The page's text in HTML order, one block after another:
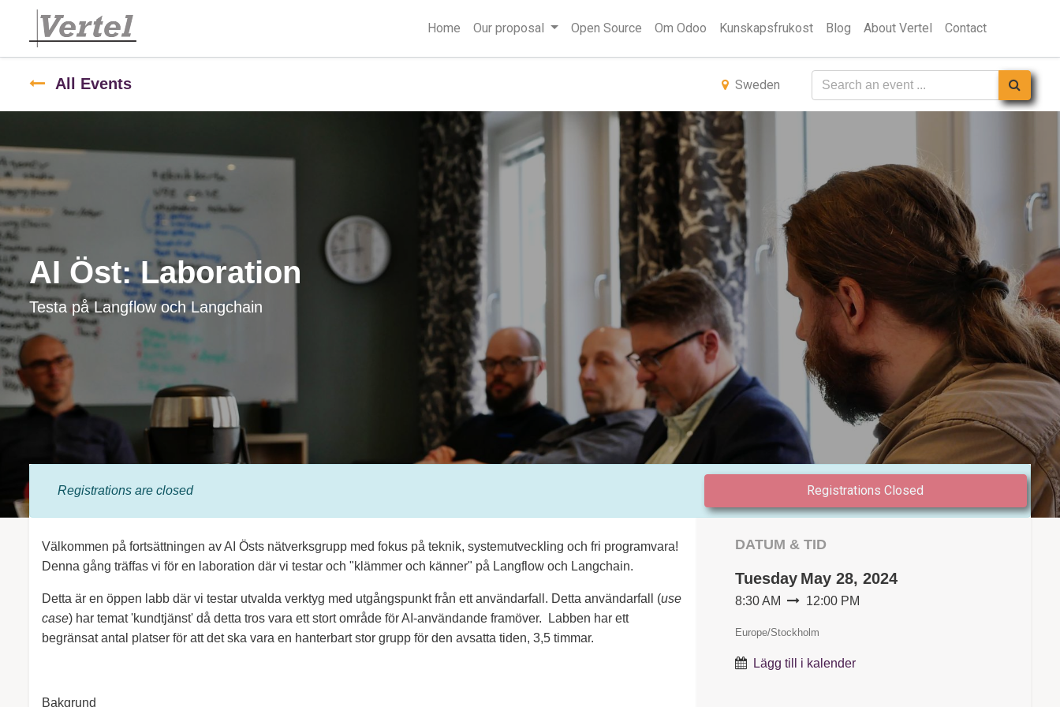
Home Our proposal Open Source Om Odoo Kunskapsfrukost Blog About Vertel Contact
All Events Sweden
AI Öst: Laboration
Testa på Langflow och Langchain
Registrations are closed Registrations Closed
Välkommen på fortsättningen av AI Östs nätverksgrupp med fokus på teknik, systemutveckling och fri programvara!
Denna gång träffas vi för en laboration där vi testar och "klämmer och känner" på Langflow och Langchain.
Detta är en öppen labb där vi testar utvalda verktyg med utgångspunkt från ett användarfall. Detta användarfall (use
case) har temat 'kundtjänst' då detta tros vara ett stort område för AI-användande framöver. Labben har ett
begränsat antal platser för att det ska vara en hanterbart stor grupp för den avsatta tiden, 3,5 timmar.
Bakgrund
DATUM & TID
Tuesday May 28, 2024
8:30 AM 12:00 PM
Europe/Stockholm
Lägg till i kalender